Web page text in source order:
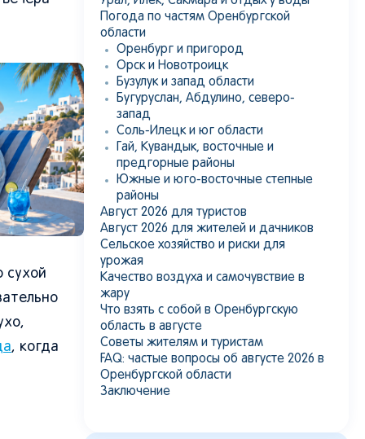
сухой
, когда
Погода по частям Оренбургской
области
Оренбург и пригород
Орск и Новотроицк
Бузулук и запад области
Бугуруслан, Абдулино, северо-
запад
Соль-Илецк и юг области
Гай, Кувандык, восточные и
предгорные районы
Южные и юго-восточные степные
районы
Август 2026 для туристов
Август 2026 для жителей и дачников
Сельское хозяйство и риски для
урожая
Качество воздуха и самочувствие в
жару
Что взять с собой в Оренбургскую
область в августе
Советы жителям и туристам
FAQ: частые вопросы об августе 2026 в
Оренбургской области
Заключение